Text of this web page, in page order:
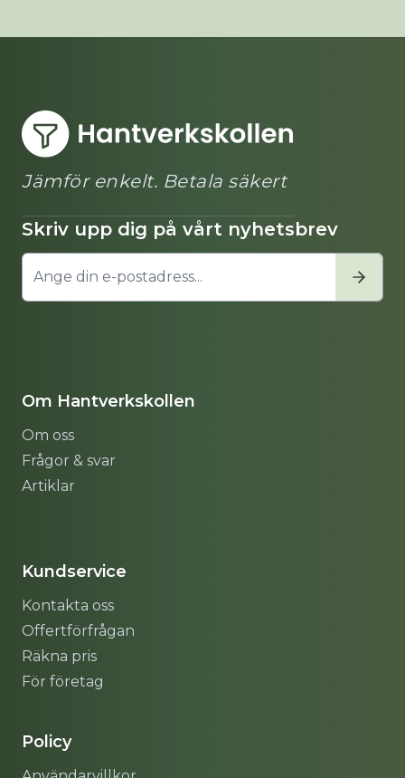
Jämför enkelt. Betala säkert
Skriv upp dig på vårt nyhetsbrev
Om Hantverkskollen
Om oss
Frågor & svar
Artiklar
Kundservice
Kontakta oss
Offertförfrågan
Räkna pris
För företag
Policy